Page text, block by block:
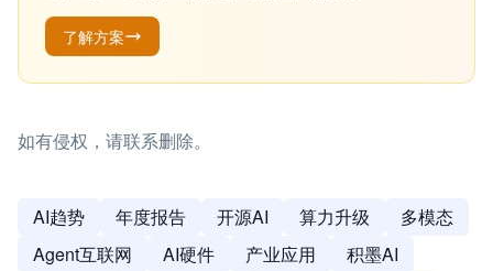
了解方案
如有侵权，请联系删除。
AI趋势 年度报告 开源AI 算力升级
多模态
Agent互联网
AI硬件 产业应用
积墨AI